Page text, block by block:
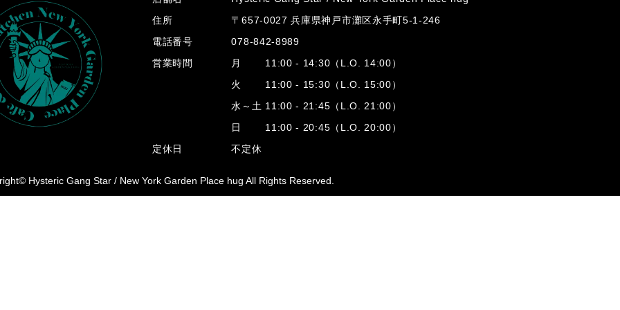
住所
〒657-0027 兵庫県神戸市灘区永手町5-1-246
電話番号
078-842-8989
営業時間
月 11:00 - 14:30（L.O. 14:00）
火 11:00 - 15:30（L.O. 15:00）
水～土 11:00 - 21:45（L.O. 21:00）
日 11:00 - 20:45（L.O. 20:00）
定休日
不定休
Hysteric Gang Star / New York Garden Place hug All Rights Reserved.